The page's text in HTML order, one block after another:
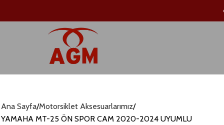
Ana Sayfa Motorsiklet Aksesuarlarımız
YAMAHA MT-25 ÖN SPOR CAM 2020-2024 UYUMLU